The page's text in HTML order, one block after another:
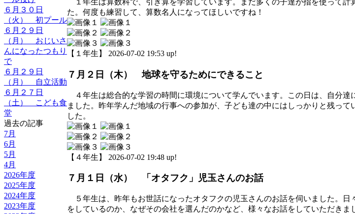
６月３０日
（火） 初プール
６月２９日
（月） おじいさ
んになったつもり
で
６月２９日
（月） 自立活動
６月２７日
（土） こども食
堂
過去の記事
7月
6月
5月
4月
2026年度
2025年度
2024年度
2023年度
１年生は算数科で、引き算を学習しています。まだ多くの子達が指を使って計
た。何度も練習して、算数名人になってほしいですね！
【１年生】 2026-07-02 19:53 up!
７月２日（木） 地球を守るためにできること
４年生は総合的な学習の時間に環境について学んでいます。この日は、自分達
ました。昨年学んだ地域の行事への参加が、子ども達の中にはしっかりと残っ
した。
【４年生】 2026-07-02 19:48 up!
７月１日（水） 「オタフク」児玉さんのお話
５年生は、昨年もお世話になったオタフクの児玉さんのお話を伺いました。
をしているのか、なぜその会社を選んだのかなど、様々なお話をしていただき